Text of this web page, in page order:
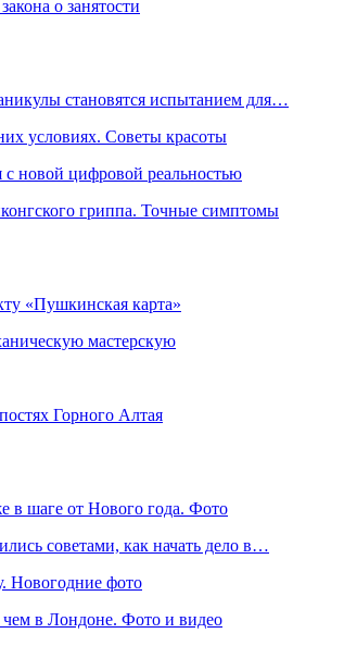
о занятости
становятся испытанием для…
условиях. Советы красоты
новой цифровой реальностью
гриппа. Точные симптомы
«Пушкинская карта»
мастерскую
Горного Алтая
в шаге от Нового года. Фото
советами, как начать дело в…
Новогодние фото
чем в Лондоне. Фото и видео